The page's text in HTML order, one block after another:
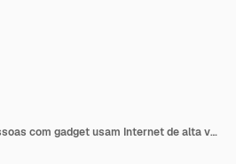
Ilustração 3D de pessoas com gadget usam Internet de alta velocidade